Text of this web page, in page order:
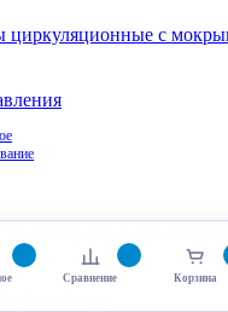
циркуляционные с
Сравнение Корзина